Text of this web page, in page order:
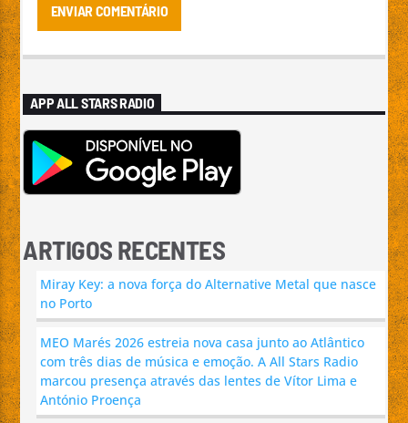
APP ALL STARS RADIO
ARTIGOS RECENTES
Miray Key: a nova força do Alternative Metal que nasce
no Porto
MEO Marés 2026 estreia nova casa junto ao Atlântico
com três dias de música e emoção. A All Stars Radio
marcou presença através das lentes de Vítor Lima e
António Proença